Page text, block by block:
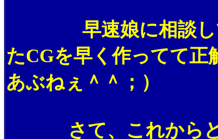
早速娘に相談して
たCGを早く作ってて
あぶねぇ＾＾；）
さて、これからど